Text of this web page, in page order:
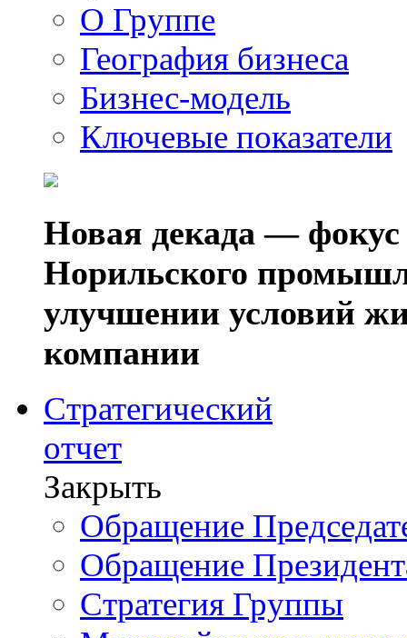
О Группе
География бизнеса
Бизнес-модель
Ключевые показатели
Новая декада — фокус
Норильского
улучшении условий
компании
Стратегический
отчет
Закрыть
Обращение
Обращение
Стратегия Группы